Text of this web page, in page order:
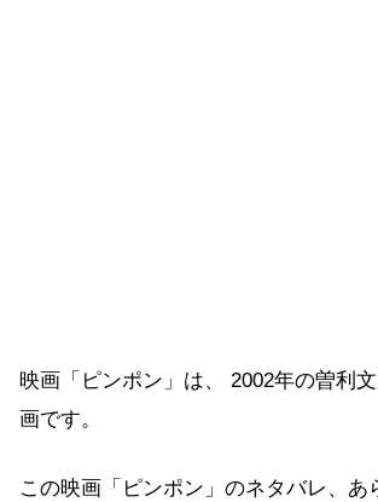
映画「ピンポン」は、 2002年の曽利
画です。
この映画「ピンポン」のネタバレ、あ